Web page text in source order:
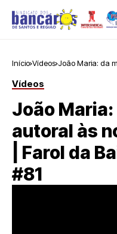
Início Vídeos João Maria: da
Vídeos
João
autoral às
| Farol da
#81